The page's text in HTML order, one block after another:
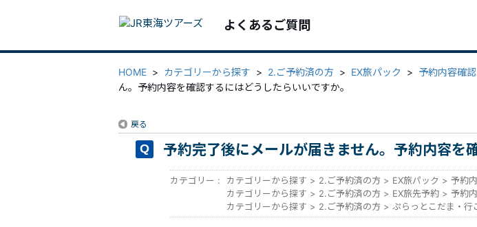
よくあるご質問
HOME > カテゴリーから探す > 2.ご予約済の方 > EX旅パック > 予約内容確
ん。予約内容を確認するにはどうしたらいいですか。
戻る
予約完了後にメールが届きません。予約内容を
カテゴリー : カテゴリーから探す > 2.ご予約済の方 > EX旅パック > 予約
カテゴリーから探す > 2.ご予約済の方 > EX旅先予約 > 予約
カテゴリーから探す > 2.ご予約済の方 > ぷらっとこだま・行